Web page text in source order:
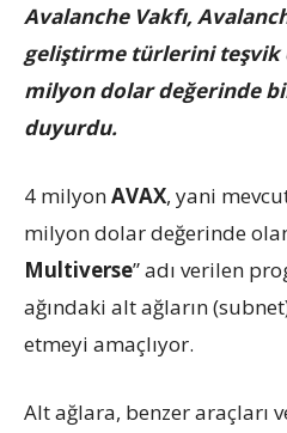
Avalanche Vakfı,
geliştirme türlerini teşvik
milyon dolar değerinde
duyurdu.
4 milyonAVAX, yani
milyon dolar değerinde
Multiverse” adı verilen
ağındaki alt ağların
etmeyi amaçlıyor.
Alt ağlara, benzer araçları